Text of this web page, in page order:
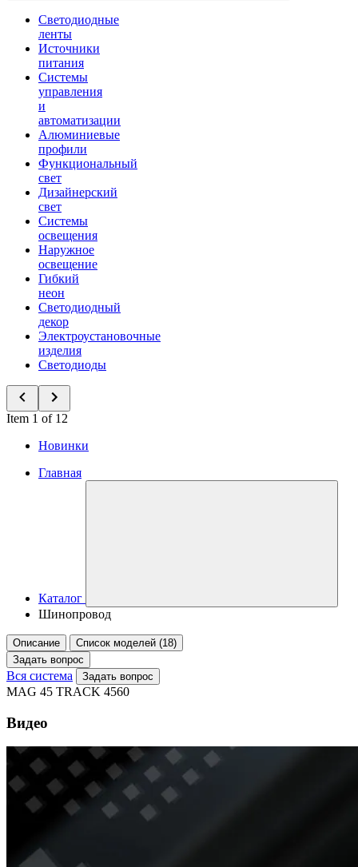
Светодиодные
ленты
Источники
питания
Системы
управления
и
автоматизации
Алюминиевые
профили
Функциональный
свет
Дизайнерский
свет
Системы
освещения
Наружное
освещение
Гибкий
неон
Светодиодный
декор
Электроустановочные
изделия
Светодиоды
Item 1 of 12
Новинки
Главная
Каталог
Шинопровод
Описание
Список моделей (18)
Задать вопрос
Вся система Задать вопрос
MAG 45 TRACK 4560
Видео